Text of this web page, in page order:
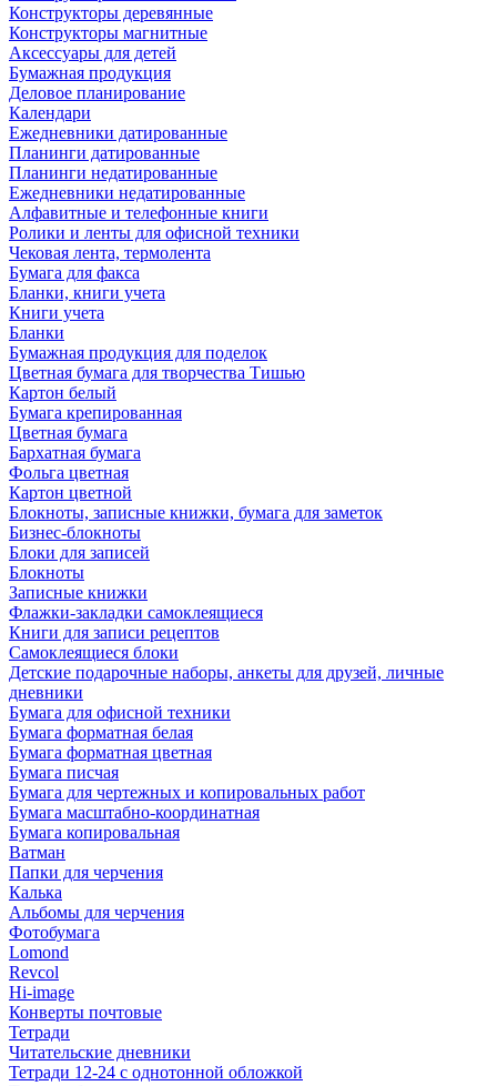
Конструкторы деревянные
Конструкторы магнитные
Аксессуары для детей
Бумажная продукция
Деловое планирование
Календари
Ежедневники датированные
Планинги датированные
Планинги недатированные
Ежедневники недатированные
Алфавитные и телефонные книги
Ролики и ленты для офисной техники
Чековая лента, термолента
Бумага для факса
Бланки, книги учета
Книги учета
Бланки
Бумажная продукция для поделок
Цветная бумага для творчества Тишью
Картон белый
Бумага крепированная
Цветная бумага
Бархатная бумага
Фольга цветная
Картон цветной
Блокноты, записные книжки, бумага для заметок
Бизнес-блокноты
Блоки для записей
Блокноты
Записные книжки
Флажки-закладки самоклеящиеся
Книги для записи рецептов
Самоклеящиеся блоки
Детские подарочные наборы, анкеты для друзей, личные
дневники
Бумага для офисной техники
Бумага форматная белая
Бумага форматная цветная
Бумага писчая
Бумага для чертежных и копировальных работ
Бумага масштабно-координатная
Бумага копировальная
Ватман
Папки для черчения
Калька
Альбомы для черчения
Фотобумага
Lomond
Revcol
Hi-image
Конверты почтовые
Тетради
Читательские дневники
Тетради 12-24 с однотонной обложкой